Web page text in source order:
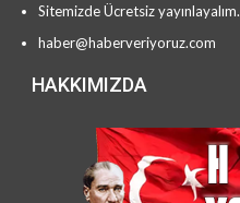
Sitemizde Ücretsiz yayınlayalım.
haber@haberveriyoruz.com
HAKKIMIZDA